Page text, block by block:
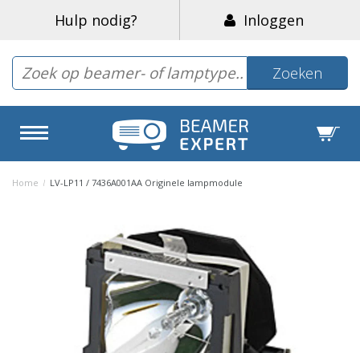
Hulp nodig? Inloggen
Zoeken
Home / LV-LP11 / 7436A001AA Originele lampmodule